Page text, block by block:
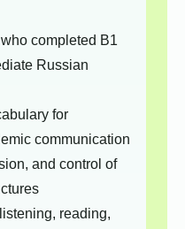
completed B1
Russian
for
communication
and control of
reading,